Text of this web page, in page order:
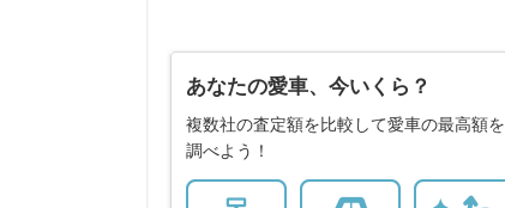
あなたの愛車、今いくら？
複数社の査定額を比較して愛車の最高額を
調べよう！